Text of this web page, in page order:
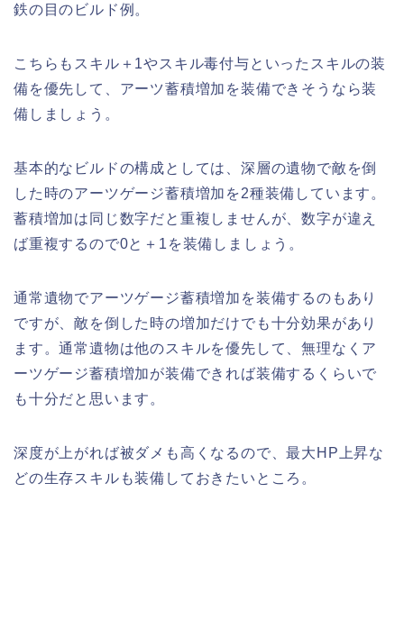
鉄の目のビルド例。
こちらもスキル＋1やスキル毒付与といったスキルの装
備を優先して、アーツ蓄積増加を装備できそうなら装
備しましょう。
基本的なビルドの構成としては、深層の遺物で敵を倒
した時のアーツゲージ蓄積増加を2種装備しています。
蓄積増加は同じ数字だと重複しませんが、数字が違え
ば重複するので0と＋1を装備しましょう。
通常遺物でアーツゲージ蓄積増加を装備するのもあり
ですが、敵を倒した時の増加だけでも十分効果があり
ます。通常遺物は他のスキルを優先して、無理なくア
ーツゲージ蓄積増加が装備できれば装備するくらいで
も十分だと思います。
深度が上がれば被ダメも高くなるので、最大HP上昇な
どの生存スキルも装備しておきたいところ。